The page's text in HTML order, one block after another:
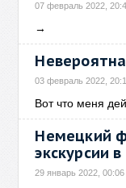
07 февраль 2022,
→
03 февраль 2022,
Вот что меня
Немецкий
экскурсии
29 январь 2022, 00:06